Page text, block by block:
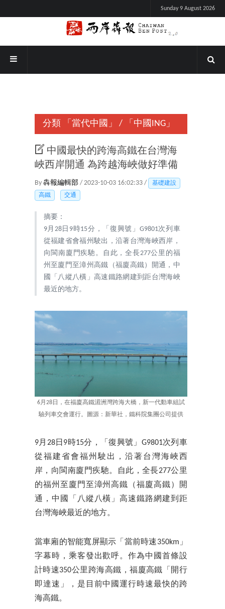
Sunday 9 August 2026
分類 「當代中國」 / 「中國ING」
中國最快的跨海高鐵在台灣海
峽西岸開通 為跨越海峽做好準備
By 犇報編輯部 / 2023-10-03 16:02:33 /
基礎建設
高鐵
交通
摘要：
9月28日9時15分，「復興號」G9801次列車
從福建省會福州駛出，沿著台灣海峽西岸，
向閩南廈門疾馳。自此，全長277公里的福
州至廈門至漳州高鐵（福廈高鐵）開通，中
國「八縱八橫」高速鐵路網建到距台灣海峽
最近的地方。
6月28日，在福廈高鐵湄洲灣跨海大橋，新一代動車組試
驗列車交會運行。圖源：新華社，鐵科院集團公司提供
9月28日9時15分，「復興號」G9801次列車
從福建省會福州駛出，沿著台灣海峽西
岸，向閩南廈門疾馳。自此，全長277公里
的福州至廈門至漳州高鐵（福廈高鐵）開
通，中國「八縱八橫」高速鐵路網建到距
台灣海峽最近的地方。
當車廂的智能寬屏顯示「當前時速350km」
字幕時，乘客發出歡呼。作為中國首條設
計時速350公里跨海高鐵，福廈高鐵「開行
即達速」，是目前中國運行時速最快的跨
海高鐵。